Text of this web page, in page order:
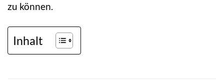
zu können.
Inhalt